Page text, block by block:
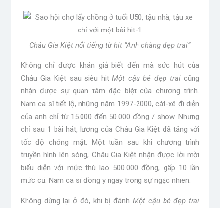
Châu Gia Kiệt nổi tiếng từ hit “Anh chàng đẹp trai”
Không chỉ được khán giả biết đến mà sức hút của
Châu Gia Kiệt sau siêu hitMột cậu bé đẹp traicũng
nhận được sự quan tâm đặc biệt của chương trình.
Nam ca sĩ tiết lộ, những năm 1997-2000, cát-xê đi diễn
của anh chỉ từ 15.000 đến 50.000 đồng / show. Nhưng
chỉ sau 1 bài hát, lương của Châu Gia Kiệt đã tăng với
tốc độ chóng mặt. Một tuần sau khi chương trình
truyền hình lên sóng, Châu Gia Kiệt nhận được lời mời
biểu diễn với mức thù lao 500.000 đồng, gấp 10 lần
mức cũ. Nam ca sĩ đồng ý ngay trong sự ngạc nhiên.
Không dừng lại ở đó, khi bị đánhMột cậu bé đẹp trai